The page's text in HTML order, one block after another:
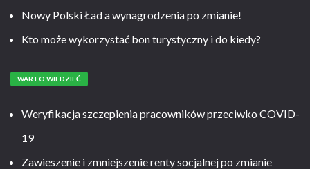
Nowy Polski Ład a wynagrodzenia po zmianie!
Kto może wykorzystać bon turystyczny i do kiedy?
WARTO WIEDZIEĆ
Weryfikacja szczepienia pracowników przeciwko COVID-
19
Zawieszenie i zmniejszenie renty socjalnej po zmianie